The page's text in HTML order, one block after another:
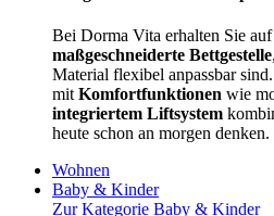
Bei Dorma Vita erhalten Sie
maßgeschneiderte Bettgestelle
Material flexibel anpassbar
mit Komfortfunktionen wie
integriertem Liftsystem
heute schon an morgen denken.
Wohnen
Baby & Kinder
Zur Kategorie Baby & Kinder